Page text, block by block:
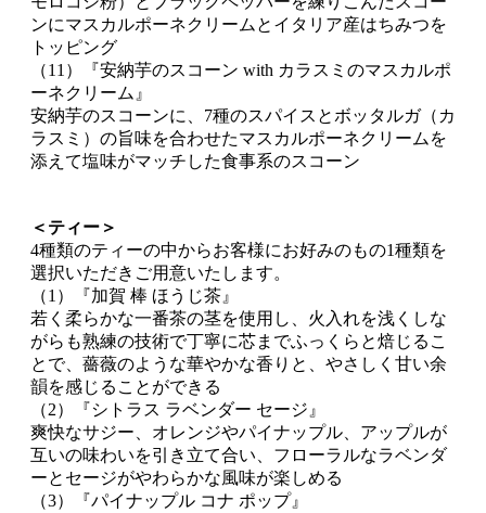
ンにマスカルポーネクリームとイタリア産はちみつを
トッピング
（11）『安納芋のスコーン with カラスミのマスカルポ
ーネクリーム』
安納芋のスコーンに、7種のスパイスとボッタルガ（カ
ラスミ）の旨味を合わせたマスカルポーネクリームを
添えて塩味がマッチした食事系のスコーン
＜ティー＞
4種類のティーの中からお客様にお好みのもの1種類を
選択いただきご用意いたします。
（1）『加賀 棒 ほうじ茶』
若く柔らかな一番茶の茎を使用し、火入れを浅くしな
がらも熟練の技術で丁寧に芯までふっくらと焙じるこ
とで、薔薇のような華やかな香りと、やさしく甘い余
韻を感じることができる
（2）『シトラス ラベンダー セージ』
爽快なサジー、オレンジやパイナップル、アップルが
互いの味わいを引き立て合い、フローラルなラベンダ
ーとセージがやわらかな風味が楽しめる
（3）『パイナップル コナ ポップ』